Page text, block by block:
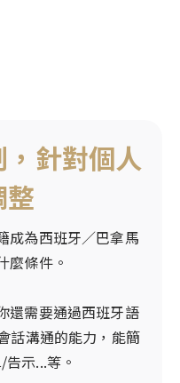
針對個人
成為西班牙／巴拿馬
麼條件。
還需要通過西班牙語
話溝通的能力，能簡
示...等。